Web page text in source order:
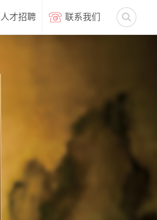
人才招聘 联系我们